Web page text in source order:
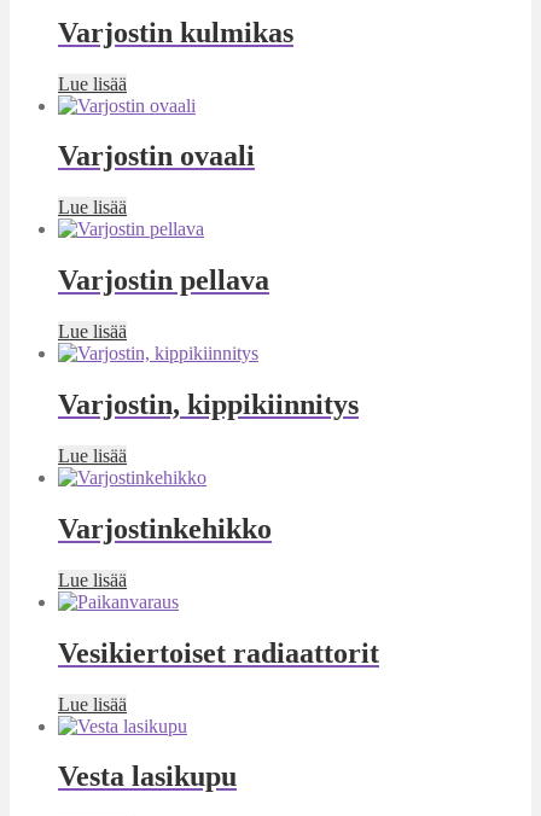
Varjostin kulmikas
Lue lisää
Varjostin ovaali
Lue lisää
Varjostin pellava
Lue lisää
Varjostin, kippikiinnitys
Lue lisää
Varjostinkehikko
Lue lisää
Vesikiertoiset radiaattorit
Lue lisää
Vesta lasikupu